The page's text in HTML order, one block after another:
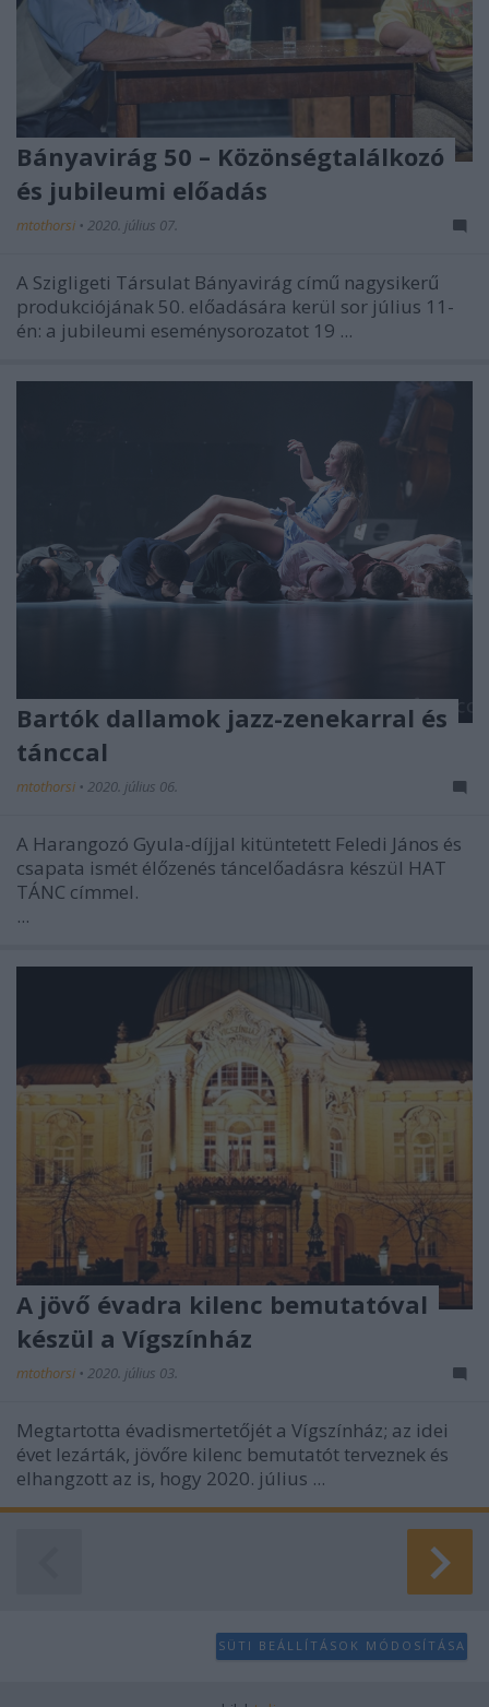
Bányavirág 50 – Közönségtalálkozó
és jubileumi előadás
mtothorsi • 2020. július 07.
A Szigligeti Társulat Bányavirág című nagysikerű
produkciójának 50. előadására kerül sor július 11-
én: a jubileumi eseménysorozatot 19 ...
Bartók dallamok jazz-zenekarral és
tánccal
mtothorsi • 2020. július 06.
A Harangozó Gyula-díjjal kitüntetett Feledi János és
csapata ismét élőzenés táncelőadásra készül HAT
TÁNC címmel.
...
A jövő évadra kilenc bemutatóval
készül a Vígszínház
mtothorsi • 2020. július 03.
Megtartotta évadismertetőjét a Vígszínház; az idei
évet lezárták, jövőre kilenc bemutatót terveznek és
elhangzott az is, hogy 2020. július ...
SÜTI BEÁLLÍTÁSOK MÓDOSÍTÁSA